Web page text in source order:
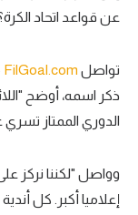
عن قواعد اتحاد
تواصل FilGoal.com
ذكر اسمه، أوضح
الدوري الممتاز تسري
وواصل "لكننا نركز على
إعلاميا أكبر. كل